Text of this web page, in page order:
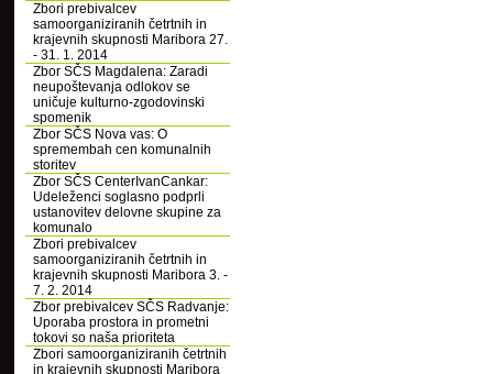
Zbori prebivalcev
samoorganiziranih četrtnih in
krajevnih skupnosti Maribora 27.
- 31. 1. 2014
Zbor SČS Magdalena: Zaradi
neupoštevanja odlokov se
uničuje kulturno-zgodovinski
spomenik
Zbor SČS Nova vas: O
spremembah cen komunalnih
storitev
Zbor SČS CenterIvanCankar:
Udeleženci soglasno podprli
ustanovitev delovne skupine za
komunalo
Zbori prebivalcev
samoorganiziranih četrtnih in
krajevnih skupnosti Maribora 3. -
7. 2. 2014
Zbor prebivalcev SČS Radvanje:
Uporaba prostora in prometni
tokovi so naša prioriteta
Zbori samoorganiziranih četrtnih
in krajevnih skupnosti Maribora